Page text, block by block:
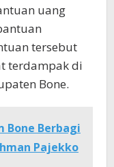
uang
tersebut
terdampak di
Bone.
Bone Berbagi
Pajekko